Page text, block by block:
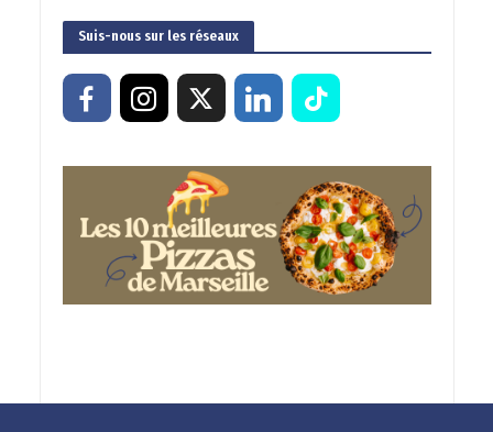
Suis-nous sur les réseaux